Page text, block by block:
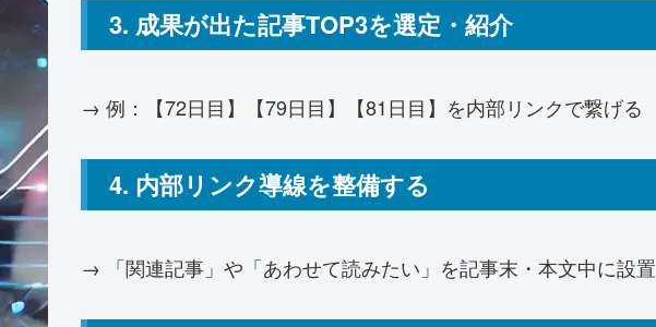
3. 成果が出た記事TOP3を選定・紹介
→ 例：【72日目】【79日目】【81日目】を内部リンクで繋げる
4. 内部リンク導線を整備する
→ 「関連記事」や「あわせて読みたい」を記事末・本文中に設置